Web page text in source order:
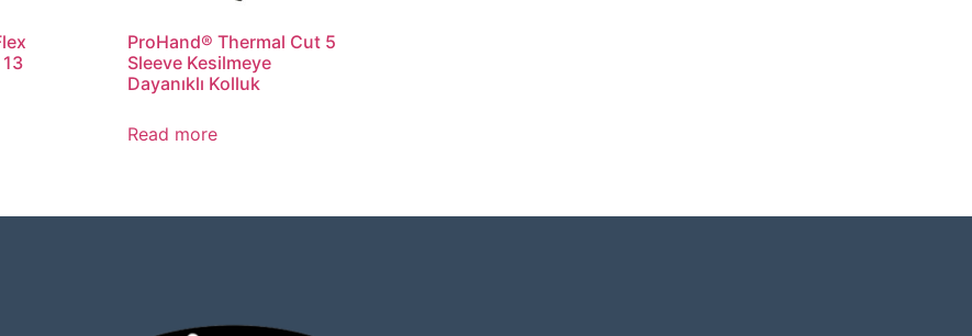
ProHand® Thermal Cut 5
Sleeve Kesilmeye
Dayanıklı Kolluk
Read more